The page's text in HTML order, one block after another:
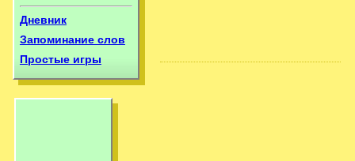
Дневник
Запоминание слов
Простые игры